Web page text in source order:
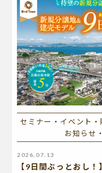
セミナー・イベント・
お知らせ
2026.07.13
【9日間ぶっとおし